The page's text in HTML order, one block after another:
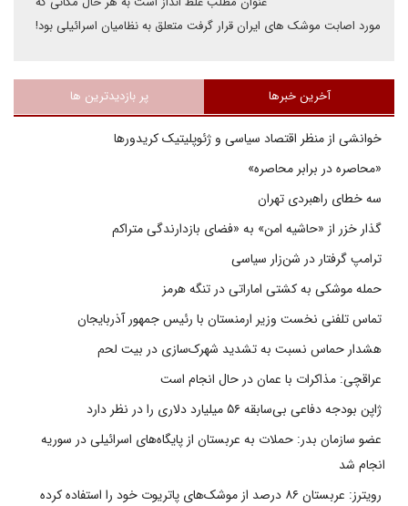
مورد اصابت موشک های ایران قرار گرفت متعلق به نظامیان اسرائیلی بود!
آخرین خبرها پر بازدیدترین ها
خوانشی از منظر اقتصاد سیاسی و ژئوپلیتیک کریدورها
«محاصره در برابر محاصره»
سه خطای راهبردی تهران
گذار خزر از «حاشیه امن» به «فضای بازدارندگی متراکم
ترامپ گرفتار در شن‌زار سیاسی
حمله موشکی به کشتی اماراتی در تنگه هرمز
تماس تلفنی نخست وزیر ارمنستان با رئیس جمهور آذربایجان
هشدار حماس نسبت به تشدید شهرک‌سازی در بیت‌ لحم
عراقچی: مذاکرات با عمان در حال انجام است
ژاپن بودجه دفاعی بی‌سابقه ۵۶ میلیارد دلاری را در نظر دارد
عضو سازمان بدر: حملات به عربستان از پایگاه‌های اسرائیلی در سوریه
انجام شد
رویترز: عربستان ۸۶ درصد از موشک‌های پاتریوت خود را استفاده کرده